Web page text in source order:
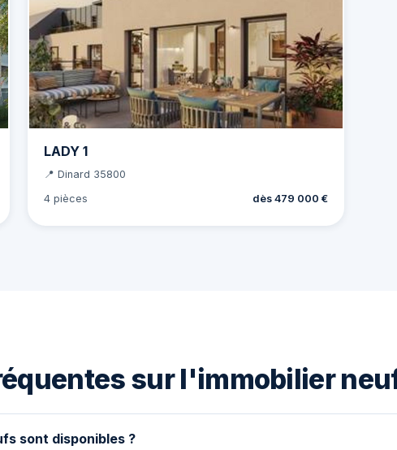
LADY 1
📍 Dinard 35800
4 pièces
dès 479 000 €
sur l'immobilier
sont disponibles ?